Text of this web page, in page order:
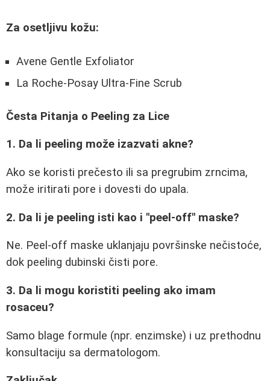
Za osetljivu kožu:
Avene Gentle Exfoliator
La Roche-Posay Ultra-Fine Scrub
Česta Pitanja o Peeling za Lice
1. Da li peeling može izazvati akne?
Ako se koristi prečesto ili sa pregrubim zrncima,
može iritirati pore i dovesti do upala.
2. Da li je peeling isti kao i "peel-off" maske?
Ne. Peel-off maske uklanjaju površinske nečistoće,
dok peeling dubinski čisti pore.
3. Da li mogu koristiti peeling ako imam
rosaceu?
Samo blage formule (npr. enzimske) i uz prethodnu
konsultaciju sa dermatologom.